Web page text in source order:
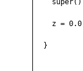
z =
  }